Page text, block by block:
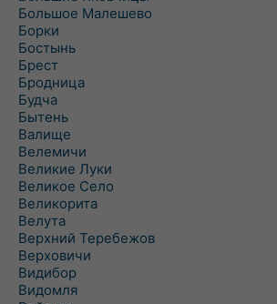
Большое Малешево
Борки
Бостынь
Брест
Бродница
Будча
Бытень
Валище
Велемичи
Великие Луки
Великое Село
Великорита
Велута
Верхний Теребежов
Верховичи
Видибор
Видомля